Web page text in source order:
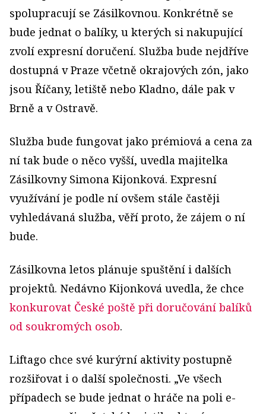
spolupracují se Zásilkovnou. Konkrétně se
bude jednat o balíky, u kterých si nakupující
zvolí expresní doručení. Služba bude nejdříve
dostupná v Praze včetně okrajových zón, jako
jsou Říčany, letiště nebo Kladno, dále pak v
Brně a v Ostravě.
Služba bude fungovat jako prémiová a cena za
ní tak bude o něco vyšší, uvedla majitelka
Zásilkovny Simona Kijonková. Expresní
využívání je podle ní ovšem stále častěji
vyhledávaná služba, věří proto, že zájem o ní
bude.
Zásilkovna letos plánuje spuštění i dalších
projektů. Nedávno Kijonková uvedla, že chce
konkurovat České poště při doručování balíků
od soukromých osob.
Liftago chce své kurýrní aktivity postupně
rozšiřovat i o další společnosti. „Ve všech
případech se bude jednat o hráče na poli e-